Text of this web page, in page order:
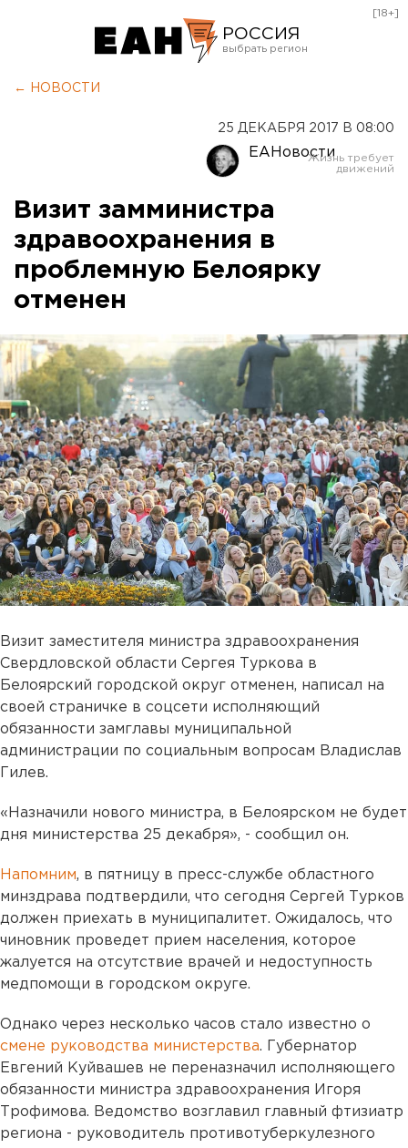
РОССИЯ
Оренбург
[18+]
← НОВОСТИ
25 ДЕКАБРЯ 2017 В 08:00
ЕАНовости
Визит замминистра
здравоохранения в
проблемную Белоярку
отменен
Визит заместителя министра здравоохранения
Свердловской области Сергея Туркова в
Белоярский городской округ отменен, написал на
своей страничке в соцсети исполняющий
обязанности замглавы муниципальной
администрации по социальным вопросам Владислав
Гилев.
«Назначили нового министра, в Белоярском не будет
дня министерства 25 декабря», - сообщил он.
Напомним, в пятницу в пресс-службе областного
минздрава подтвердили, что сегодня Сергей Турков
должен приехать в муниципалитет. Ожидалось, что
чиновник проведет прием населения, которое
жалуется на отсутствие врачей и недоступность
медпомощи в городском округе.
Однако через несколько часов стало известно о
смене руководства министерства. Губернатор
Евгений Куйвашев не переназначил исполняющего
обязанности министра здравоохранения Игоря
Трофимова. Ведомство возглавил главный фтизиатр
региона - руководитель противотуберкулезного